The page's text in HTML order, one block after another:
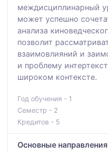
междисциплинарный
может успешно
анализа
позволит
взаимовлияний и
и проблему
широком контексте.
Год обучения - 1
Семестр - 2
Кредитов - 5
Основные